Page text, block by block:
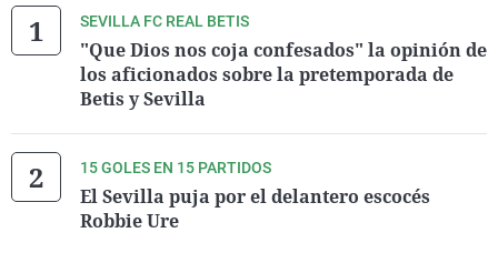
SEVILLA FC REAL BETIS
"Que Dios nos coja confesados" la opinión de
los aficionados sobre la pretemporada de
Betis y Sevilla
15 GOLES EN 15 PARTIDOS
El Sevilla puja por el delantero escocés
Robbie Ure